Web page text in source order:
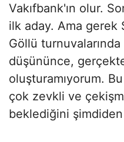
Vakıfbank'ın olur.
ilk aday. Ama gerek
Göllü turnuvalarında
düşününce,
oluşturamıyorum.
çok zevkli ve
beklediğini